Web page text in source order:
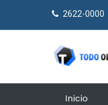
2622-0000​
Inicio